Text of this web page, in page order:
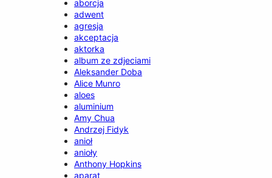
aborcja
adwent
agresja
akceptacja
aktorka
album ze zdjeciami
Aleksander Doba
Alice Munro
aloes
aluminium
Amy Chua
Andrzej Fidyk
anioł
anioły
Anthony Hopkins
aparat